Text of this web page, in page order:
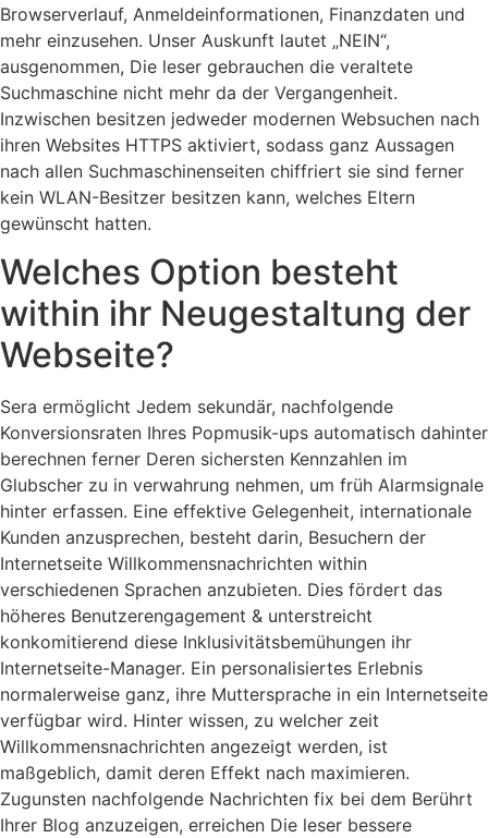
Browserverlauf, Anmeldeinformationen, Finanzdaten und
mehr einzusehen. Unser Auskunft lautet „NEIN“,
ausgenommen, Die leser gebrauchen die veraltete
Suchmaschine nicht mehr da der Vergangenheit.
Inzwischen besitzen jedweder modernen Websuchen nach
ihren Websites HTTPS aktiviert, sodass ganz Aussagen
nach allen Suchmaschinenseiten chiffriert sie sind ferner
kein WLAN-Besitzer besitzen kann, welches Eltern
gewünscht hatten.
Welches Option besteht
within ihr Neugestaltung der
Webseite?
Sera ermöglicht Jedem sekundär, nachfolgende
Konversionsraten Ihres Popmusik-ups automatisch dahinter
berechnen ferner Deren sichersten Kennzahlen im
Glubscher zu in verwahrung nehmen, um früh Alarmsignale
hinter erfassen. Eine effektive Gelegenheit, internationale
Kunden anzusprechen, besteht darin, Besuchern der
Internetseite Willkommensnachrichten within
verschiedenen Sprachen anzubieten. Dies fördert das
höheres Benutzerengagement & unterstreicht
konkomitierend diese Inklusivitätsbemühungen ihr
Internetseite-Manager. Ein personalisiertes Erlebnis
normalerweise ganz, ihre Muttersprache in ein Internetseite
verfügbar wird. Hinter wissen, zu welcher zeit
Willkommensnachrichten angezeigt werden, ist
maßgeblich, damit deren Effekt nach maximieren.
Zugunsten nachfolgende Nachrichten fix bei dem Berührt
Ihrer Blog anzuzeigen, erreichen Die leser bessere